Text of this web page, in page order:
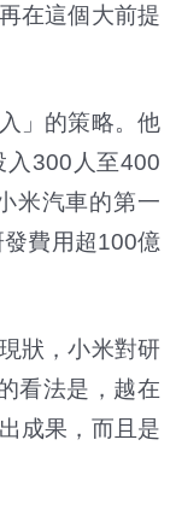
在這個大前提
」的策略。他
入300人至400
米汽車的第一
費用超100億
狀，小米對研
看法是，越在
成果，而且是